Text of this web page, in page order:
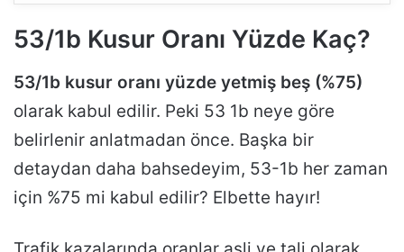
53/1b Kusur Oranı Yüzde Kaç?
53/1b kusur oranı yüzde yetmiş beş (%75)
olarak kabul edilir. Peki 53 1b neye göre
belirlenir anlatmadan önce. Başka bir
detaydan daha bahsedeyim, 53-1b her zaman
için %75 mi kabul edilir? Elbette hayır!